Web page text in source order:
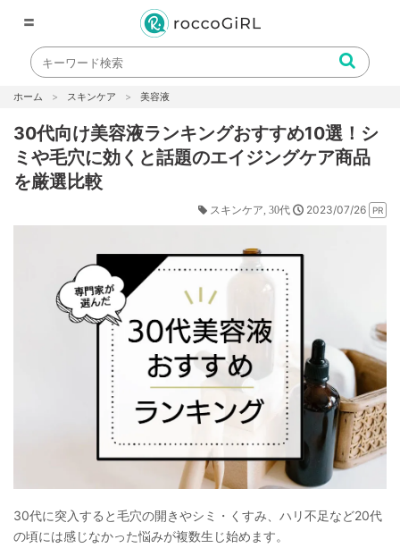
〓
ホーム スキンケア 美容液
30代向け美容液ランキングおすすめ10選！シ
ミや毛穴に効くと話題のエイジングケア商品
を厳選比較
スキンケア 30代 2023/07/26
30代に突入すると毛穴の開きやシミ・くすみ、ハリ不足など20代
の頃には感じなかった悩みが複数生じ始めます。